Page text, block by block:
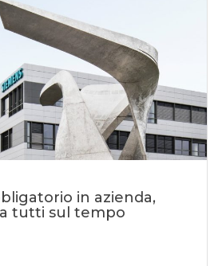
in azienda,
tutti sul tempo